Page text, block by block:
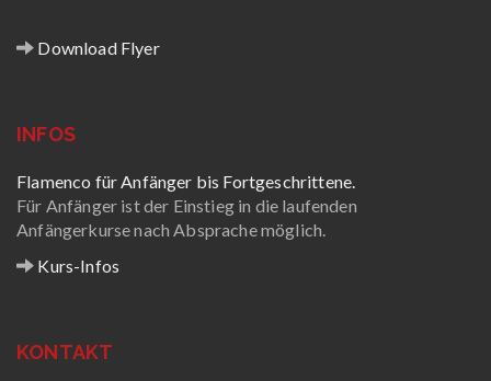
Download Flyer
INFOS
Flamenco für Anfänger bis Fortgeschrittene.
Für Anfänger ist der Einstieg in die laufenden
Anfängerkurse nach Absprache möglich.
Kurs-Infos
KONTAKT